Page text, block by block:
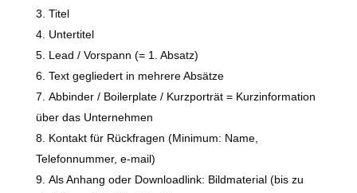
Titel
Untertitel
Lead / Vorspann (= 1. Absatz)
Text gegliedert in mehrere Absätze
Abbinder / Boilerplate / Kurzporträt = Kurzinformation
über das Unternehmen
Kontakt für Rückfragen (Minimum: Name,
Telefonnummer, e-mail)
Als Anhang oder Downloadlink: Bildmaterial (bis zu